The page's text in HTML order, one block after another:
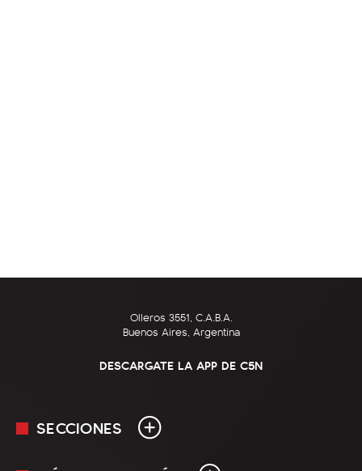
Olleros 3551, C.A.B.A.
Buenos Aires, Argentina
DESCARGATE LA APP DE C5N
SECCIONES